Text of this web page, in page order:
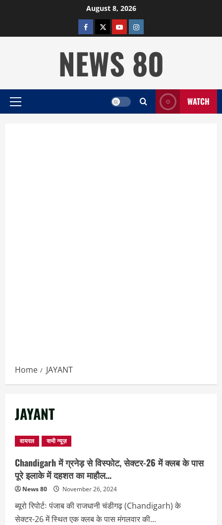
August 8, 2026
facebooktwitterYOUTUBE
instagram
NEWS 80
Primary
WATCH
Home JAYANT
JAYANT
वायरल सभी न्यूज़
Chandigarh में ग्रनेड़ से विस्फोट, सेक्टर-26 में क्लब के पास
पूरे इलाके में दहशत का माहौल…
News 80 November 26, 2024
ब्यूरो रिपोर्टः पंजाब की राजधानी चंडीगढ़ (Chandigarh) के
सेक्टर-26 में स्थित एक क्लब के पास मंगलवार की...